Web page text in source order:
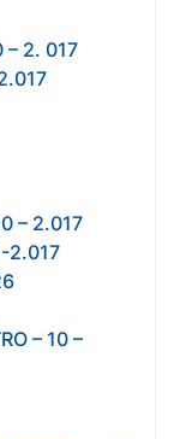
– 2. 017
– 2.017
-2.017
– 10 –